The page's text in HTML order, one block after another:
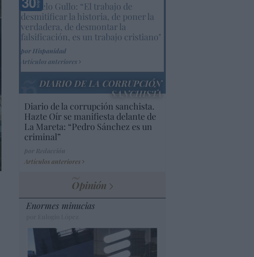
Marcelo Gullo: “El trabajo de
desmitificar la historia, de poner la
verdadera, de desmontar la
falsificación, es un trabajo cristiano"
por Hispanidad
Artículos anteriores
DIARIO DE LA CORRUPCIÓN
SANCHISTA
Diario de la corrupción sanchista.
Hazte Oír se manifiesta delante de
La Mareta: “Pedro Sánchez es un
criminal”
Artículos anteriores
Opinión
Enormes minucias